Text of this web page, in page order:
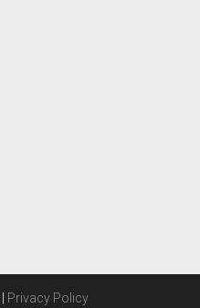
| Privacy Policy